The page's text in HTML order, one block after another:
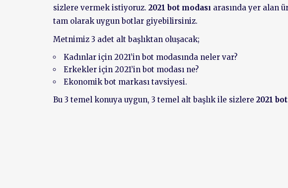
sizlere vermek istiyoruz. 2021 bot modası arasında yer alan
tam olarak uygun botlar giyebilirsiniz.
Metnimiz 3 adet alt başlıktan oluşacak;
Kadınlar için 2021’in bot modasında neler var?
Erkekler için 2021’in bot modası ne?
Ekonomik bot markası tavsiyesi.
Bu 3 temel konuya uygun, 3 temel alt başlık ile sizlere 2021